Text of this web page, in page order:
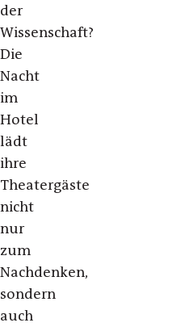
der
Wissenschaft?
Die
Nacht
im
Hotel
lädt
ihre
Theatergäste
nicht
nur
zum
Nachdenken,
sondern
auch